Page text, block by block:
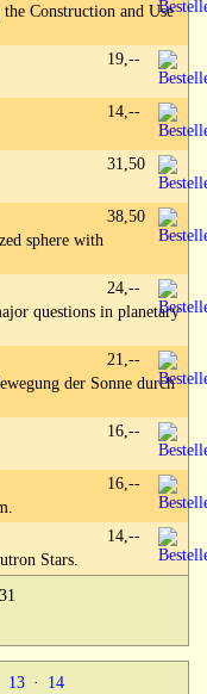
Construction and Use
19,--
14,--
31,50
sphere with
38,50
questions in planetary
24,--
der Sonne durch
21,--
16,--
16,--
Stars.
14,--
13 · 14